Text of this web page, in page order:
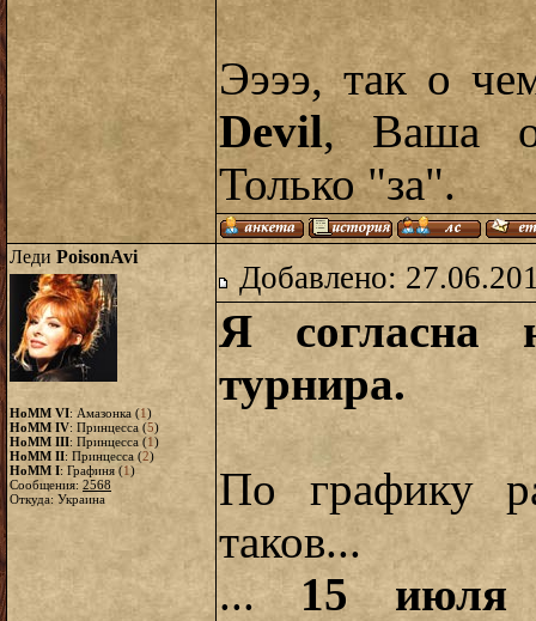
Ээээ, так о
Devil, Ваша
Только "за".
Леди PoisonAvi
HoMM VI: Амазонка (1)
HoMM IV: Принцесса (5)
HoMM III: Принцесса (1)
HoMM II: Принцесса (2)
HoMM I: Графиня (1)
Сообщения: 2568
Откуда: Украина
Добавлено:
Я согласна
турнира.
По графику
таков...
...15 июля